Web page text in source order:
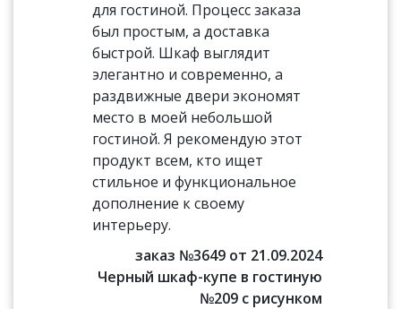
для гостиной. Процесс заказа
был простым, а доставка
быстрой. Шкаф выглядит
элегантно и современно, а
раздвижные двери экономят
место в моей небольшой
гостиной. Я рекомендую этот
продукт всем, кто ищет
стильное и функциональное
дополнение к своему
интерьеру.
заказ №3649 от 21.09.2024
Черный шкаф-купе в гостиную
№209 с рисунком